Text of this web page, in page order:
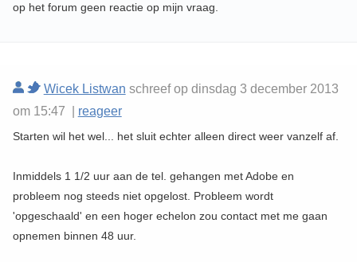
op het forum geen reactie op mijn vraag.
Wicek Listwan schreef op dinsdag 3 december 2013
om 15:47 | reageer
Starten wil het wel... het sluit echter alleen direct weer vanzelf af.
Inmiddels 1 1/2 uur aan de tel. gehangen met Adobe en
probleem nog steeds niet opgelost. Probleem wordt
'opgeschaald' en een hoger echelon zou contact met me gaan
opnemen binnen 48 uur.